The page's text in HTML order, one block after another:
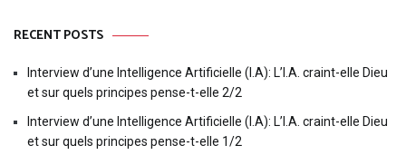
RECENT POSTS
Interview d’une Intelligence Artificielle (I.A): L’I.A. craint-elle Dieu
et sur quels principes pense-t-elle 2/2
Interview d’une Intelligence Artificielle (I.A): L’I.A. craint-elle Dieu
et sur quels principes pense-t-elle 1/2